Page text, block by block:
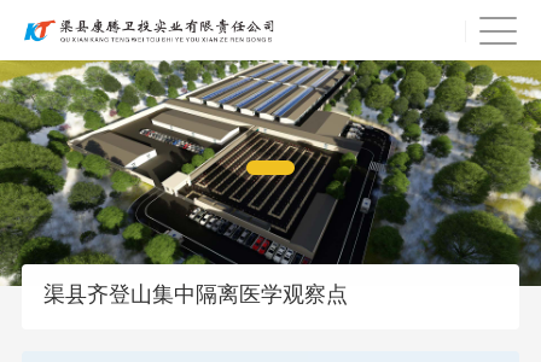
渠县齐登山集中隔离医学观察点